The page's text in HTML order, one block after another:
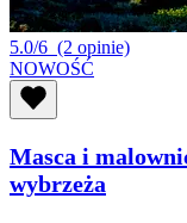
5.0/6 (2 opinie)
NOWOŚĆ
Masca i
wybrzeża